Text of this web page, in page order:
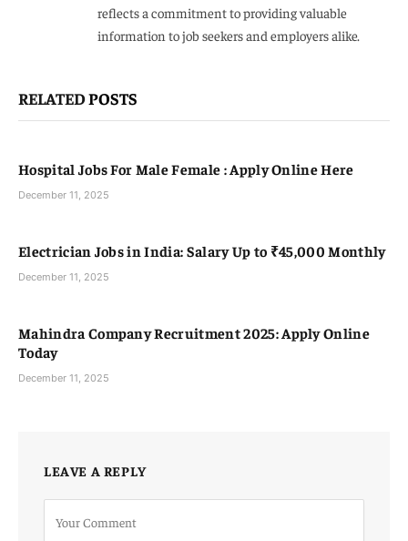
reflects a commitment to providing valuable
information to job seekers and employers alike.
RELATEDPOSTS
Hospital Jobs For Male Female : Apply Online Here
December 11, 2025
Electrician Jobs in India: Salary Up to ₹45,000 Monthly
December 11, 2025
Mahindra Company Recruitment 2025: Apply Online
Today
December 11, 2025
LEAVE A REPLY